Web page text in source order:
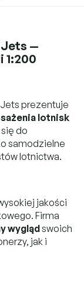
—
1:200
prezentuje
lotnisk
do
samodzielne
lotnictwa.
jakości
Firma
wyglądswoich
jak i